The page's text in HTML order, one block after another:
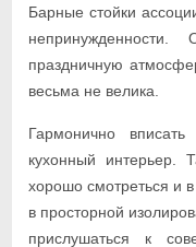
Барные стойки
непринужденности.
праздничную
весьма не велика.
Гармонично
кухонный интерьер.
хорошо смотреться и
в просторной
прислушаться к